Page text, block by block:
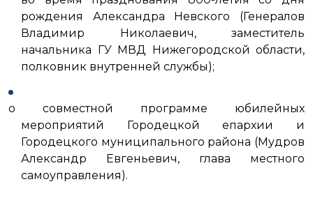
рождения Александра Невского (Генералов
Владимир Николаевич, заместитель
начальника ГУ МВД Нижегородской области,
полковник внутренней службы);
о совместной программе юбилейных
мероприятий Городецкой епархии и
Городецкого муниципального района (Мудров
Александр Евгеньевич, глава местного
самоуправления).